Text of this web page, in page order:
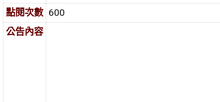
點閱次數 600
公告內容